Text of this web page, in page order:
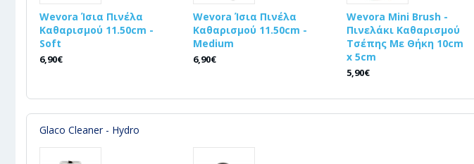
Wevora Ίσια Πινέλα
Καθαρισμού 11.50cm -
Soft
6,90€
Wevora Ίσια Πινέλα
Καθαρισμού 11.50cm -
Medium
6,90€
Wevora Mini Brush -
Πινελάκι Καθαρισμού
Τσέπης Με Θήκη 10cm
x 5cm
5,90€
Glaco Cleaner - Hydro